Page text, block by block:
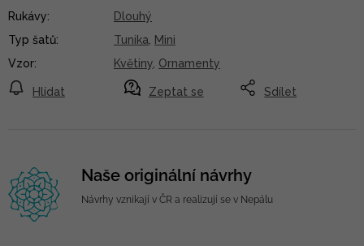
Zeptat se
Hlídat Sdílet
Rukávy:
Dlouhý
Typ šatů: Tunika
Mini
Vzor: Květiny Ornamenty
Naše originální návrhy
Návrhy vznikají v ČR a realizují se v Nepálu